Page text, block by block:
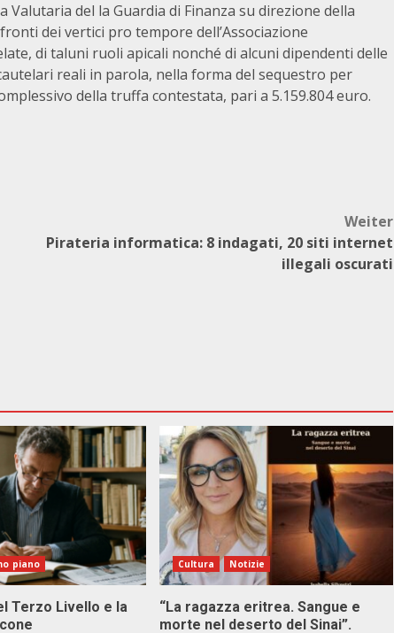
del la Guardia di Finanza su direzione della
dei vertici pro tempore dell’Associazione
di taluni ruoli apicali nonché di alcuni dipendenti delle
reali in parola, nella forma del sequestro per
della truffa contestata, pari a 5.159.804 euro.
Weiter
Pirateria informatica: 8 indagati, 20 siti internet
illegali oscurati
piano
Terzo Livello e la
Cultura Notizie
“La ragazza eritrea. Sangue e
morte nel deserto del Sinai”.